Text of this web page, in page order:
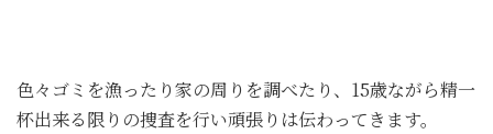
色々ゴミを漁ったり家の周りを調べたり、15歳ながら精一
杯出来る限りの捜査を行い頑張りは伝わってきます。